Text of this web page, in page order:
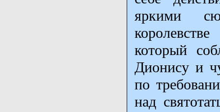
яркими
который
Дионису и
по
над